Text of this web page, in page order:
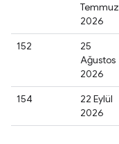
Temmuz
2026
152
25
Ağustos
2026
154
22 Eylül
2026